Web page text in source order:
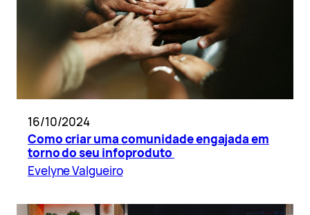
16/10/2024
Como criar uma comunidade engajada em
torno do seu infoproduto
Evelyne Valgueiro